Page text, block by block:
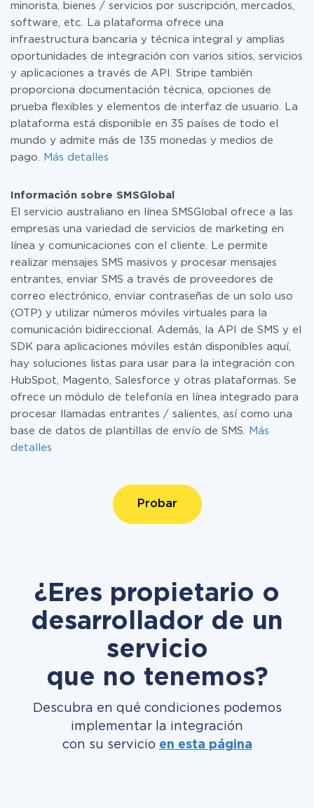
minorista, bienes / servicios por suscripción, mercados,
software, etc. La plataforma ofrece una
infraestructura bancaria y técnica integral y amplias
oportunidades de integración con varios sitios, servicios
y aplicaciones a través de API. Stripe también
proporciona documentación técnica, opciones de
prueba flexibles y elementos de interfaz de usuario. La
plataforma está disponible en 35 países de todo el
mundo y admite más de 135 monedas y medios de
pago.
Más detalles
Información sobre SMSGlobal
El servicio australiano en línea SMSGlobal ofrece a las
empresas una variedad de servicios de marketing en
línea y comunicaciones con el cliente. Le permite
realizar mensajes SMS masivos y procesar mensajes
entrantes, enviar SMS a través de proveedores de
correo electrónico, enviar contraseñas de un solo uso
(OTP) y utilizar números móviles virtuales para la
comunicación bidireccional. Además, la API de SMS y el
SDK para aplicaciones móviles están disponibles aquí,
hay soluciones listas para usar para la integración con
HubSpot, Magento, Salesforce y otras plataformas. Se
ofrece un módulo de telefonía en línea integrado para
procesar llamadas entrantes / salientes, así como una
base de datos de plantillas de envío de SMS.
Más
detalles
Probar
¿Eres propietario o
desarrollador de un
servicio
que no tenemos?
Descubra en qué condiciones podemos
implementar la integración
con su servicio en esta página